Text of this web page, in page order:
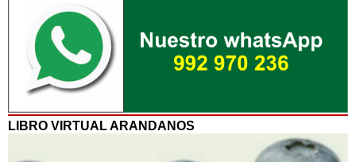
LIBRO VIRTUAL ARANDANOS